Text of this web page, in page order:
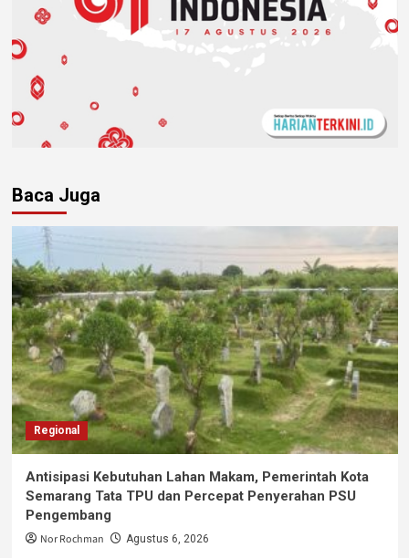
Baca Juga
Regional
Antisipasi Kebutuhan Lahan Makam, Pemerintah Kota
Semarang Tata TPU dan Percepat Penyerahan PSU
Pengembang
Nor Rochman Agustus 6, 2026